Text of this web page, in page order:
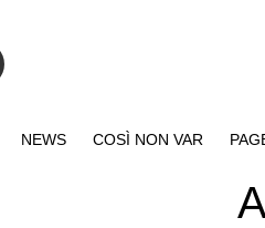
NEWS COSÌ NON VAR